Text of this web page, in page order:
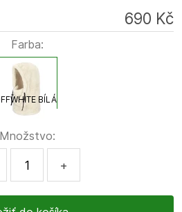
690 Kč
Farba:
BÍLÁ
Množstvo:
+